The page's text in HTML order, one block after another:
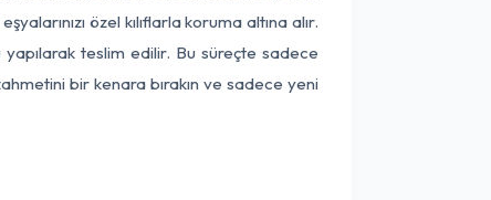
özel kılıflarla koruma altına alır.
teslim edilir. Bu süreçte sadece
bir kenara bırakın ve sadece yeni